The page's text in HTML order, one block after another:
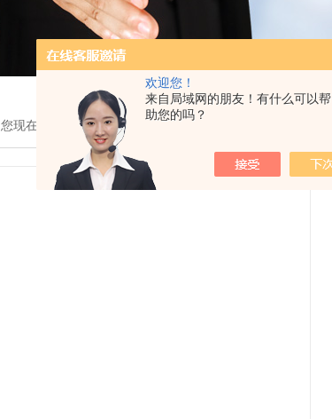
欢迎您！
来自局域网的朋友！有什么可以帮
助您的吗？
您现在的位置：首页> 产品展示 > 疲劳试验机